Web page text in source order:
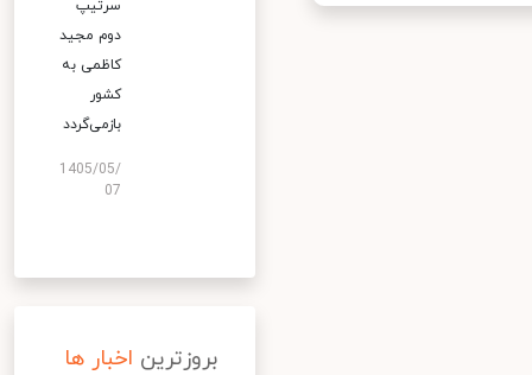
سرتیپ
دوم مجید
کاظمی به
کشور
بازمی‌گردد
1405/05/
07
بروزترین اخبار ها